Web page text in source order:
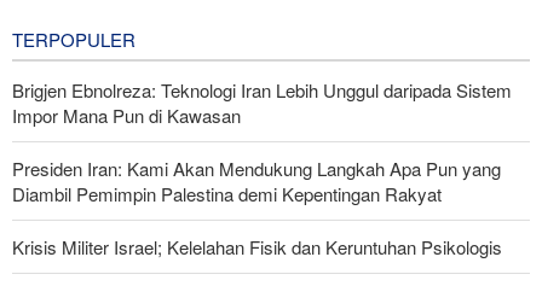
TERPOPULER
Brigjen Ebnolreza: Teknologi Iran Lebih Unggul daripada Sistem
Impor Mana Pun di Kawasan
Presiden Iran: Kami Akan Mendukung Langkah Apa Pun yang
Diambil Pemimpin Palestina demi Kepentingan Rakyat
Krisis Militer Israel; Kelelahan Fisik dan Keruntuhan Psikologis